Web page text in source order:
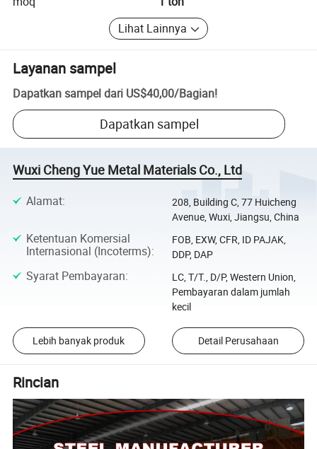
Lihat Lainnya
Layanan sampel
Dapatkan sampel dari US$40,00/Bagian!
Dapatkan sampel
Wuxi Cheng Yue Metal Materials Co., Ltd
Alamat:
208, Building C, 77 Huicheng
Avenue, Wuxi, Jiangsu, China
Ketentuan Komersial
Internasional (Incoterms):
FOB, EXW, CFR, ID PAJAK,
DDP, DAP
Syarat Pembayaran:
LC, T/T., D/P, Western Union,
Pembayaran dalam jumlah
kecil
Lebih banyak produk Detail Perusahaan
Rincian